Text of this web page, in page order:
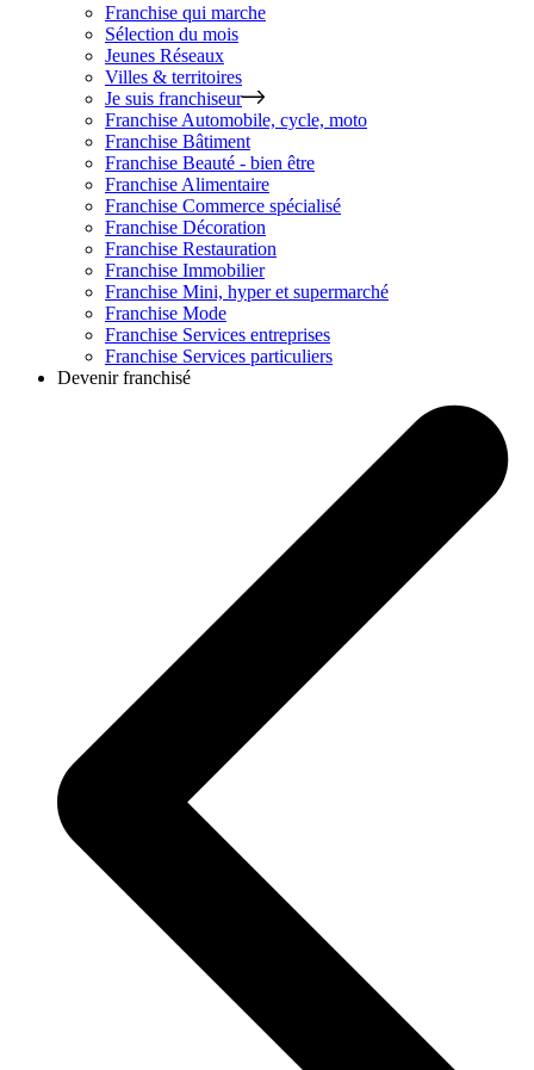
Franchise qui marche
Sélection du mois
Jeunes Réseaux
Villes & territoires
Je suis franchiseur
Franchise Automobile, cycle, moto
Franchise Bâtiment
Franchise Beauté - bien être
Franchise Alimentaire
Franchise Commerce spécialisé
Franchise Décoration
Franchise Restauration
Franchise Immobilier
Franchise Mini, hyper et supermarché
Franchise Mode
Franchise Services entreprises
Franchise Services particuliers
Devenir franchisé